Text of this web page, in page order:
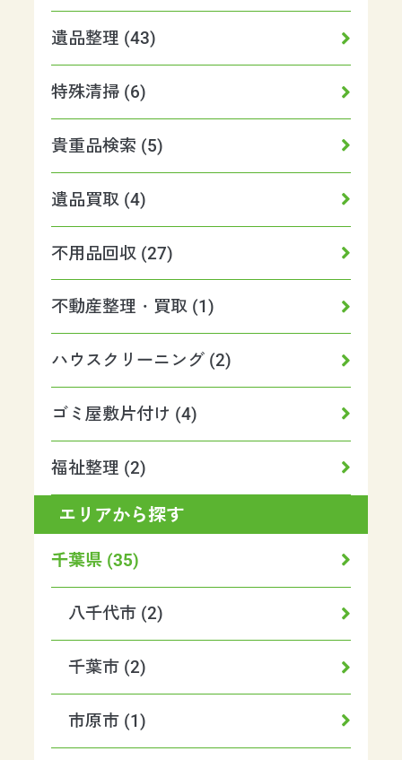
遺品整理 (43)
特殊清掃 (6)
貴重品検索 (5)
遺品買取 (4)
不用品回収 (27)
不動産整理・買取 (1)
ハウスクリーニング (2)
ゴミ屋敷片付け (4)
福祉整理 (2)
エリアから探す
千葉県 (35)
八千代市 (2)
千葉市 (2)
市原市 (1)